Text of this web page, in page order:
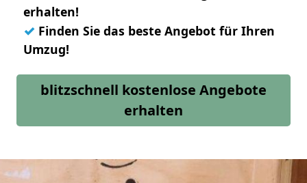
erhalten!
✓ Finden Sie das beste Angebot für Ihren
Umzug!
blitzschnell kostenlose Angebote
erhalten